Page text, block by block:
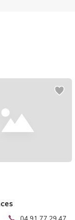
04 91 77 29 47